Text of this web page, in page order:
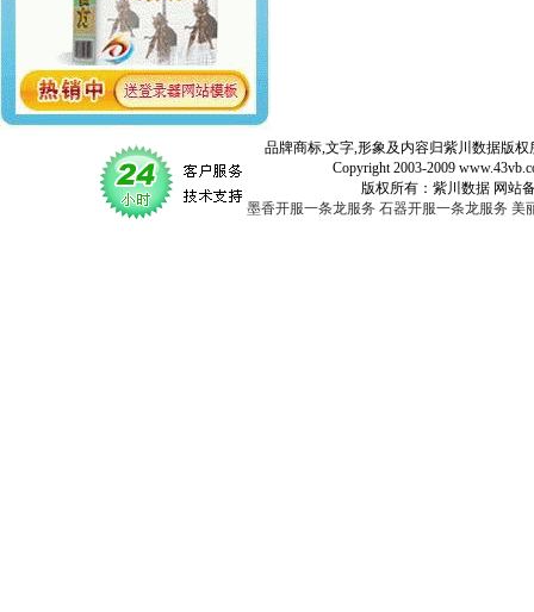
品牌商标,文字,形象及内容归紫川数据版权
Copyright 2003-2009 www.43vb.com
版权所有：紫川数据 网站备案登
墨香开服一条龙服务 石器开服一条龙服务 美